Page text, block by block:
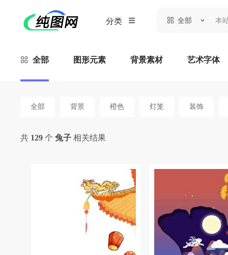
分类 全部
全部 图形元素 背景素材 艺术字体
全部 背景 橙色 灯笼 装饰
共 129 个 兔子 相关结果